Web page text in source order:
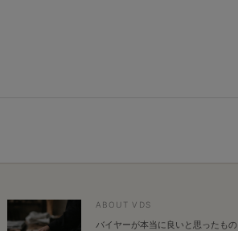
ABOUT VDS
バイヤーが本当に良いと思ったもの